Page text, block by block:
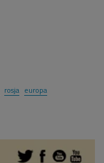
rosja europa